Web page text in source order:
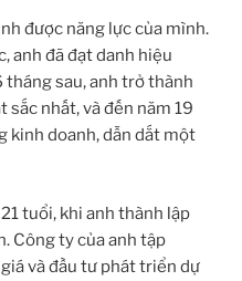
được năng lực của mình.
anh đã đạt danh hiệu
tháng sau, anh trở thành
nhất, và đến năm 19
kinh doanh, dẫn dắt một
tuổi, khi anh thành lập
Công ty của anh tập
và đầu tư phát triển dự